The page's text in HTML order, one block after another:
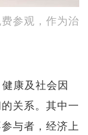
参观，作为治
康及社会因
关系。其中一
与者，经济上